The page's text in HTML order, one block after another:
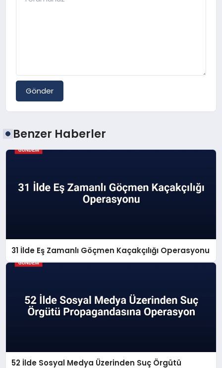
Gönder
Benzer Haberler
31 İlde Eş Zamanlı Göçmen Kaçakçılığı Operasyonu
52 İlde Sosyal Medya Üzerinden Suç Örgütü